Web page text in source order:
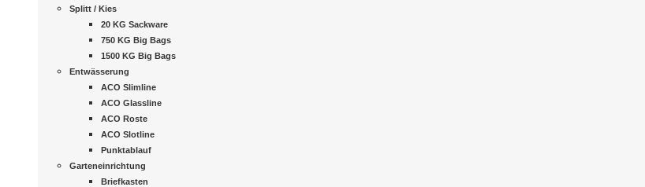
Splitt / Kies
20 KG Sackware
750 KG Big Bags
1500 KG Big Bags
Entwässerung
ACO Slimline
ACO Glassline
ACO Roste
ACO Slotline
Punktablauf
Garteneinrichtung
Briefkasten